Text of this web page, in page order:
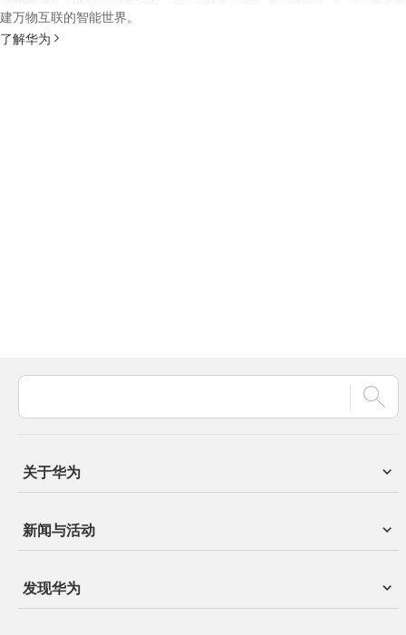
建万物互联的智能世界。
了解华为
关于华为
新闻与活动
发现华为